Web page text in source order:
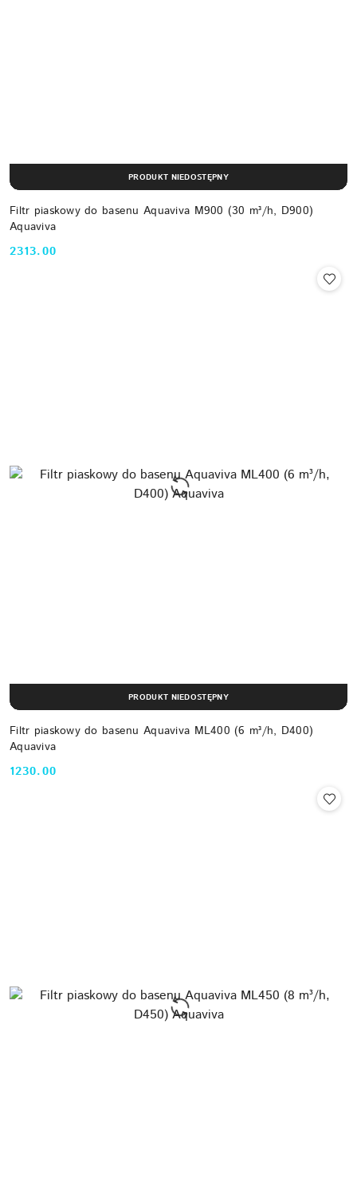
Filtr piaskowy do basenu Aquaviva M900 (30 m³/h, D900)
Aquaviva
Cena:
2313.00
PRODUKT NIEDOSTĘPNY
Filtr piaskowy do basenu Aquaviva ML400 (6 m³/h, D400)
Aquaviva
Cena:
1230.00
PRODUKT NIEDOSTĘPNY